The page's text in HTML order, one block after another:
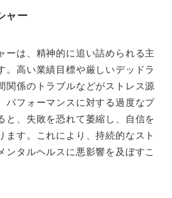
ャー
ーは、精神的に追い詰められる主
。高い業績目標や厳しいデッドラ
関係のトラブルなどがストレス源
パフォーマンスに対する過度なプ
と、失敗を恐れて萎縮し、自信を
ます。これにより、持続的なスト
ンタルヘルスに悪影響を及ぼすこ